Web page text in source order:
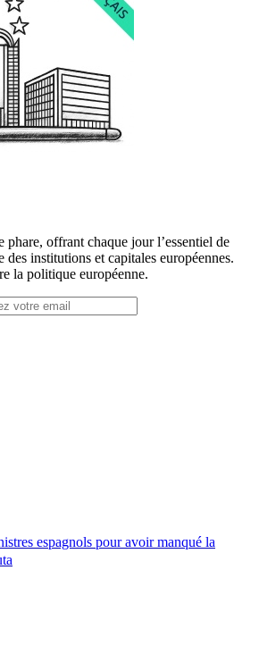
phare, offrant chaque jour l’essentiel de
des institutions et capitales européennes.
la politique européenne.
espagnols pour avoir manqué la